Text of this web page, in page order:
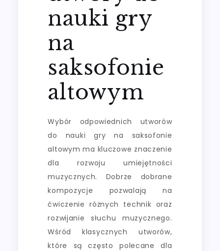
nauki gry
na
saksofonie
altowym
Wybór odpowiednich utworów
do nauki gry na saksofonie
altowym ma kluczowe znaczenie
dla rozwoju umiejętności
muzycznych. Dobrze dobrane
kompozycje pozwalają na
ćwiczenie różnych technik oraz
rozwijanie słuchu muzycznego.
Wśród klasycznych utworów,
które są często polecane dla